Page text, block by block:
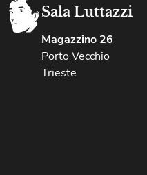
Sala Luttazzi
Magazzino 26
Porto Vecchio
Trieste